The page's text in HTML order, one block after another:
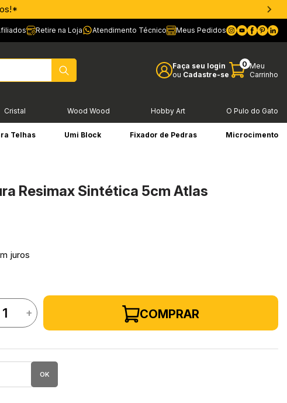
Retire na Loja Atendimento Técnico Meus Pedidos
Faça seu login
ou Cadastre-se
0 Meu
Carrinho
Cristal Wood Wood Hobby Art O Pulo do Gato
Telhas Umi Block Fixador de Pedras Microcimento
Resimax Sintética 5cm Atlas
juros
+ COMPRAR
OK